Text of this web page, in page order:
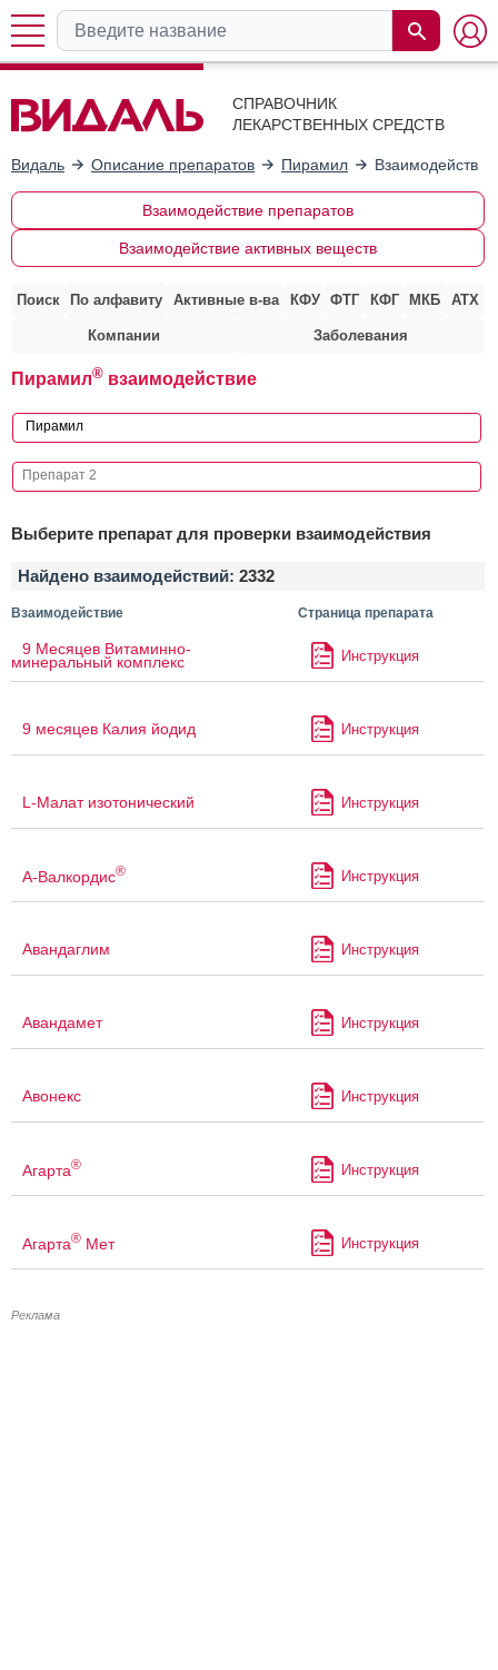
СПРАВОЧНИК
ЛЕКАРСТВЕННЫХ СРЕДСТВ
Видаль Описание препаратов Пирамил
Взаимодействие препаратов
Взаимодействие активных веществ
Поиск По алфавиту Активные в-ва КФУ ФТГ КФГ МКБ АТХ
Компании Заболевания
Пирамил® взаимодействие
Выберите препарат для проверки взаимодействия
Найдено взаимодействий: 2332
Взаимодействие Страница препарата
9 Месяцев Витаминно-
минеральный комплекс Инструкция
9 месяцев Калия йодид Инструкция
L-Малат изотонический Инструкция
А-Валкордис® Инструкция
Авандаглим Инструкция
Авандамет Инструкция
Авонекс Инструкция
Агарта® Инструкция
Агарта® Мет Инструкция
Реклама